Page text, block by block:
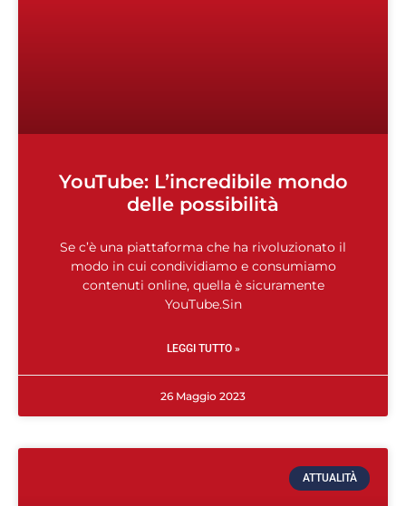
YouTube: L’incredibile mondo
delle possibilità
Se c’è una piattaforma che ha rivoluzionato il
modo in cui condividiamo e consumiamo
contenuti online, quella è sicuramente
YouTube.Sin
LEGGI TUTTO »
26 Maggio 2023
ATTUALITÀ